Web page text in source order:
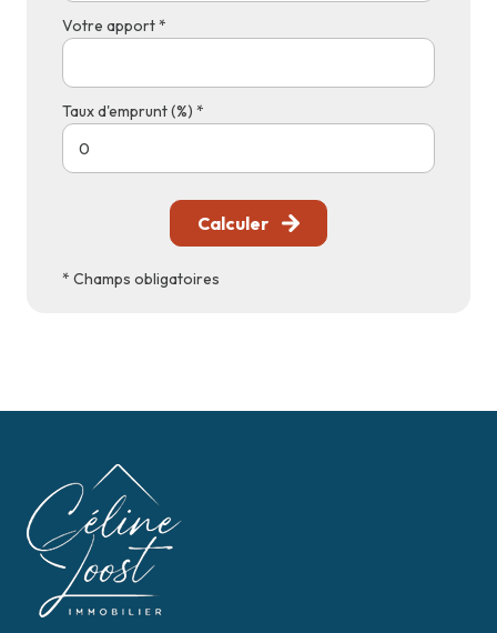
Votre apport *
Taux d'emprunt (%) *
Calculer
* Champs obligatoires